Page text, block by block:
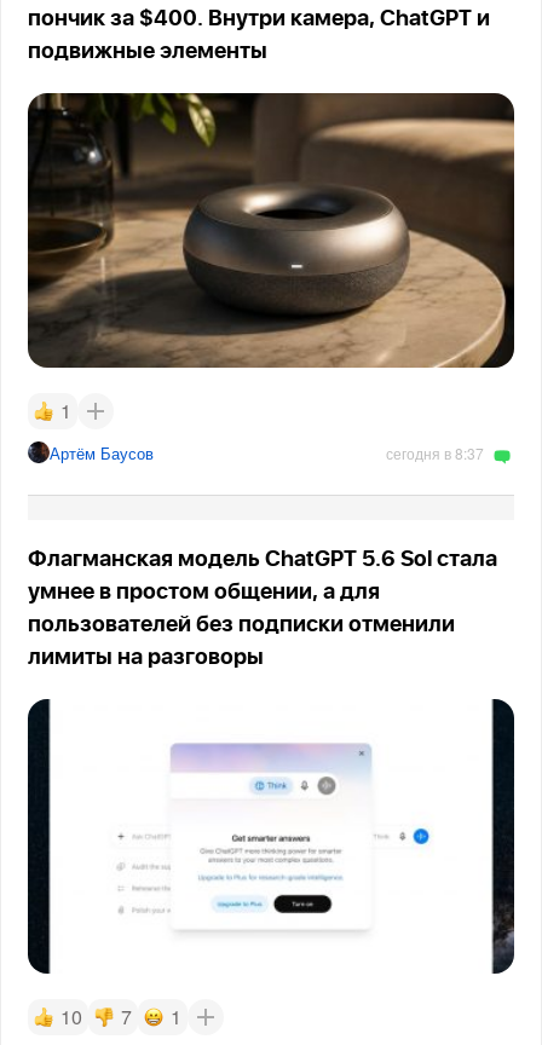
пончик за $400. Внутри камера, ChatGPT и
подвижные элементы
1
Артём Баусов сегодня в 8:37
Флагманская модель ChatGPT 5.6 Sol стала
умнее в простом общении, а для
пользователей без подписки отменили
лимиты на разговоры
10 7 1